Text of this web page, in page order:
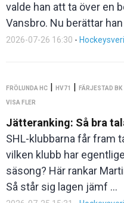
valde han att ta över en
Vansbro. Nu berättar
2026-07-26 16:30 -
FRÖLUNDA HC | HV71 | FÄRJESTAD BK
VISA FLER
Jätteranking: Så bra
SHL-klubbarna får fram
vilken klubb har
säsong? Här rankar
Så står sig lagen jämf ...